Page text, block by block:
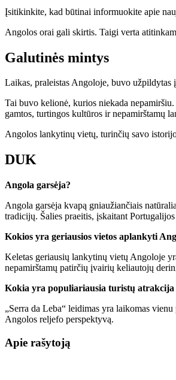
Įsitikinkite, kad būtinai informuokite apie
Angolos orai gali skirtis. Taigi verta
Galutinės mintys
Laikas, praleistas Angoloje, buvo
Tai buvo kelionė, kurios niekada
gamtos, turtingos kultūros ir nepamirštamų
Angolos lankytinų vietų, turinčių savo
DUK
Angola garsėja?
Angola garsėja kvapą gniaužiančiais
tradicijų. Šalies praeitis, įskaitant
Kokios yra geriausios vietos aplankyti
Keletas geriausių lankytinų vietų Angoloje
nepamirštamų patirčių įvairių keliautojų
Kokia yra populiariausia turistų atrakcija
„Serra da Leba“ leidimas yra laikomas
Angolos reljefo perspektyvą.
Apie rašytoją